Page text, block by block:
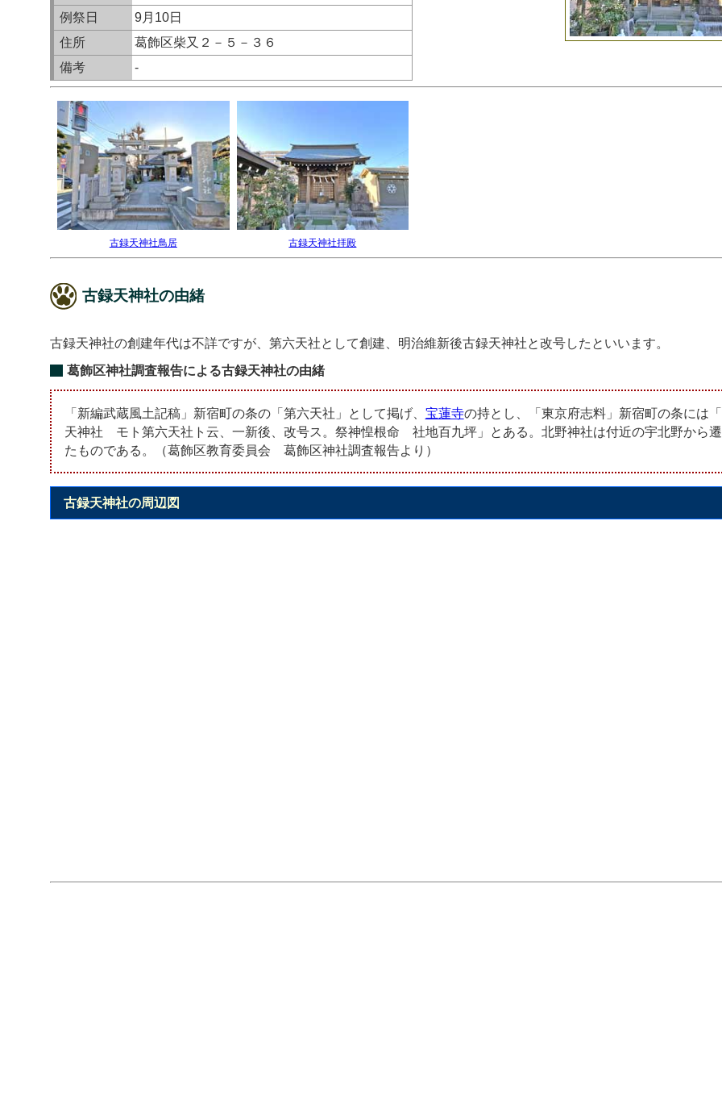
例祭日
9月10日
住所
葛飾区柴又２－５－３６
備考
-
古録天神社鳥居 古録天神社拝殿
古録天神社の由緒
古録天神社の創建年代は不詳ですが、第六天社として創建、明治維新後古録天神社と改号したといいます。
葛飾区神社調査報告による古録天神社の由緒
「新編武蔵風土記稿」新宿町の条の「第六天社」として掲げ、 宝蓮寺の持とし、「東京府志料」新宿町の条には
天神社 モト第六天社ト云、一新後、改号ス。祭神惶根命 社地百九坪」とある。北野神社は付近の宇北野から
たものである。（葛飾区教育委員会 葛飾区神社調査報告より）
古録天神社の周辺図